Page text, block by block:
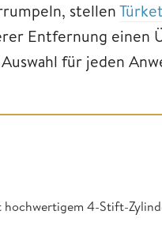
stellen
Entfernung einen
für jeden
4-Stift-